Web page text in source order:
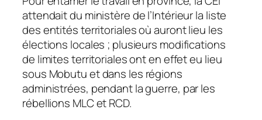
attendait du ministère de l’Intérieur la liste
des entités territoriales où auront lieu les
élections locales ; plusieurs modifications
de limites territoriales ont en effet eu lieu
sous Mobutu et dans les régions
administrées, pendant la guerre, par les
rébellions MLC et RCD.